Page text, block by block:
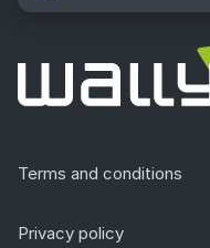
Terms and conditions
Privacy policy